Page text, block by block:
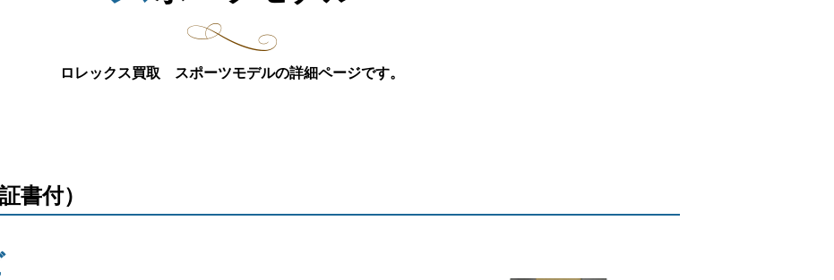
店舗情報・アクセス
姫路本店へ電話で問い合わせる
ロレックス買取 スポーツモデルの詳細ページです。
書付）